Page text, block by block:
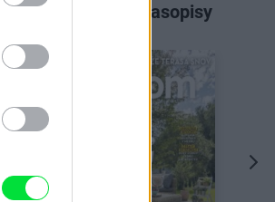
Najnovšie časopisy